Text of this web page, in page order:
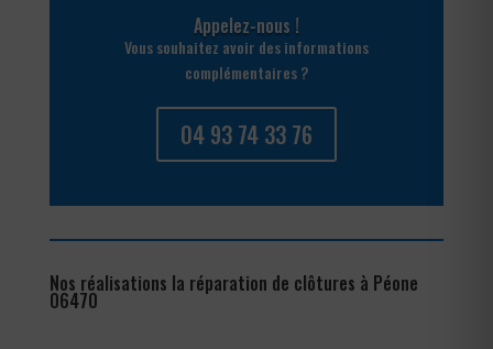
Appelez-nous !
Vous souhaitez avoir des informations
complémentaires ?
04 93 74 33 76
Nos réalisations la réparation de clôtures à Péone
06470